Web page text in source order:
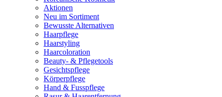
Aktionen
Neu im Sortiment
Bewusste Alternativen
Haarpflege
Haarstyling
Haarcoloration
Beauty- & Pflegetools
Gesichtspflege
Körperpflege
Hand & Fusspflege